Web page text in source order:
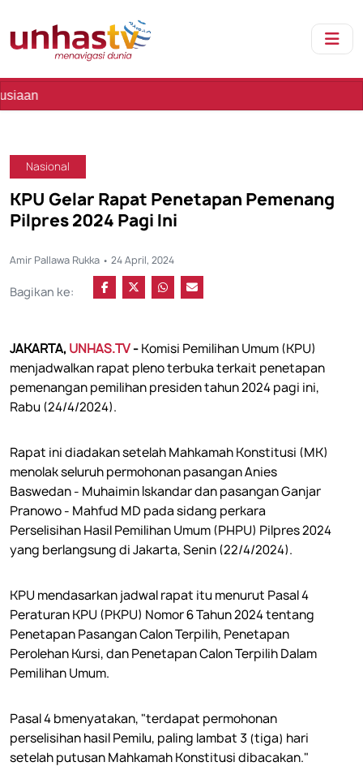
Nasional
KPU Gelar Rapat Penetapan Pemenang
Pilpres 2024 Pagi Ini
Amir Pallawa Rukka • 24 April, 2024
Bagikan ke:
JAKARTA, UNHAS.TV-Komisi Pemilihan Umum (KPU)
menjadwalkan rapat pleno terbuka terkait penetapan
pemenangan pemilihan presiden tahun 2024 pagi ini,
Rabu (24/4/2024).
Rapat ini diadakan setelah Mahkamah Konstitusi (MK)
menolak seluruh permohonan pasangan Anies
Baswedan - Muhaimin Iskandar dan pasangan Ganjar
Pranowo - Mahfud MD pada sidang perkara
Perselisihan Hasil Pemilihan Umum (PHPU) Pilpres 2024
yang berlangsung di Jakarta, Senin (22/4/2024).
KPU mendasarkan jadwal rapat itu menurut Pasal 4
Peraturan KPU (PKPU) Nomor 6 Tahun 2024 tentang
Penetapan Pasangan Calon Terpilih, Penetapan
Perolehan Kursi, dan Penetapan Calon Terpilih Dalam
Pemilihan Umum.
Pasal 4 bmenyatakan, "terdapat permohonan
perselisihan hasil Pemilu, paling lambat 3 (tiga) hari
setelah putusan Mahkamah Konstitusi dibacakan."